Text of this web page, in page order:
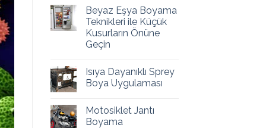
Beyaz Eşya Boyama
Teknikleri ile Küçük
Kusurların Önüne
Geçin
Isıya Dayanıklı Sprey
Boya Uygulaması
Motosiklet Jantı
Boyama